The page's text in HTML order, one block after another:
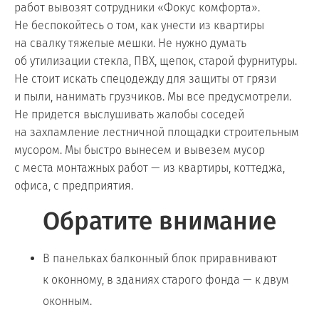
работ вывозят сотрудники «Фокус комфорта».
Не беспокойтесь о том, как унести из квартиры
на свалку тяжелые мешки. Не нужно думать
об утилизации стекла, ПВХ, щепок, старой фурнитуры.
Не стоит искать спецодежду для защиты от грязи
и пыли, нанимать грузчиков. Мы все предусмотрели.
Не придется выслушивать жалобы соседей
на захламление лестничной площадки строительным
мусором. Мы быстро вынесем и вывезем мусор
с места монтажных работ — из квартиры, коттеджа,
офиса, с предприятия.
Обратите внимание
В панельках балконный блок приравнивают
к оконному, в зданиях старого фонда — к двум
оконным.